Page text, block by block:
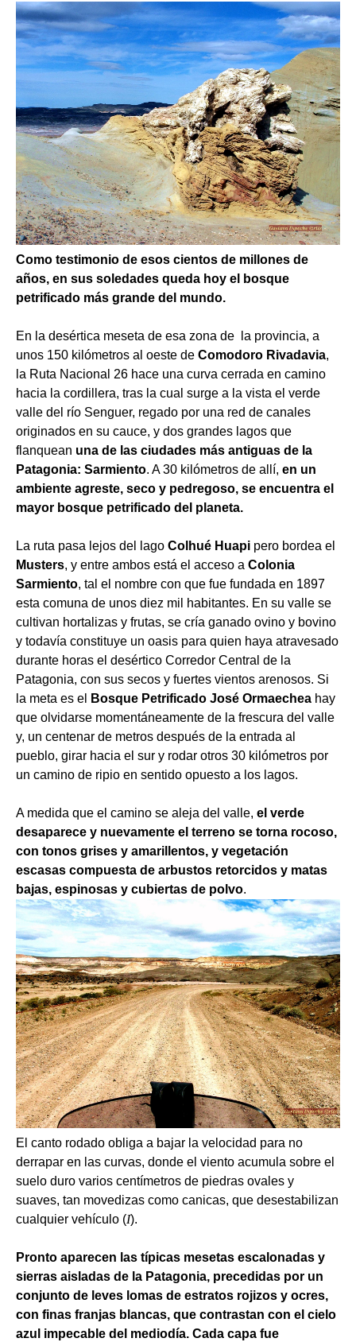
Como testimonio de esos cientos de millones de
años, en sus soledades queda hoy el bosque
petrificado más grande del mundo.
En la desértica meseta de esa zona de la provincia, a
unos 150 kilómetros al oeste de Comodoro Rivadavia,
la Ruta Nacional 26 hace una curva cerrada en camino
hacia la cordillera, tras la cual surge a la vista el verde
valle del río Senguer, regado por una red de canales
originados en su cauce, y dos grandes lagos que
flanquean una de las ciudades más antiguas de la
Patagonia: Sarmiento. A 30 kilómetros de allí, en un
ambiente agreste, seco y pedregoso, se encuentra el
mayor bosque petrificado del planeta.
La ruta pasa lejos del lago Colhué Huapi pero bordea el
Musters, y entre ambos está el acceso a Colonia
Sarmiento, tal el nombre con que fue fundada en 1897
esta comuna de unos diez mil habitantes. En su valle se
cultivan hortalizas y frutas, se cría ganado ovino y bovino
y todavía constituye un oasis para quien haya atravesado
durante horas el desértico Corredor Central de la
Patagonia, con sus secos y fuertes vientos arenosos. Si
la meta es el
Bosque Petrificado José Ormaechea hay
que olvidarse momentáneamente de la frescura del valle
y, un centenar de metros después de la entrada al
pueblo, girar hacia el sur y rodar otros 30 kilómetros por
un camino de ripio en sentido opuesto a los lagos.
A medida que el camino se aleja del valle, el verde
desaparece y nuevamente el terreno se torna rocoso,
con tonos grises y amarillentos, y vegetación
escasas compuesta de arbustos retorcidos y matas
bajas, espinosas y cubiertas de polvo.
El canto rodado obliga a bajar la velocidad para no
derrapar en las curvas, donde el viento acumula sobre el
suelo duro varios centímetros de piedras ovales y
suaves, tan movedizas como canicas, que desestabilizan
cualquier vehículo (I).
Pronto aparecen las típicas mesetas escalonadas y
sierras aisladas de la Patagonia, precedidas por un
conjunto de leves lomas de estratos rojizos y ocres,
con finas franjas blancas, que contrastan con el cielo
azul impecable del mediodía. Cada capa fue